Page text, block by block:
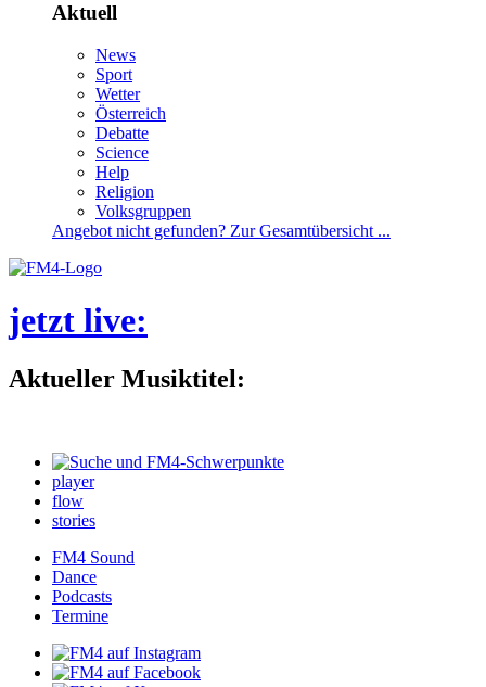
Aktuell
News
Sport
Wetter
Österreich
Debatte
Science
Help
Religion
Volksgruppen
Angebotnichtgefunden?ZurGesamtübersicht...
jetztlive:
AktuellerMusiktitel:
player
flow
stories
FM4Sound
Dance
Podcasts
Termine